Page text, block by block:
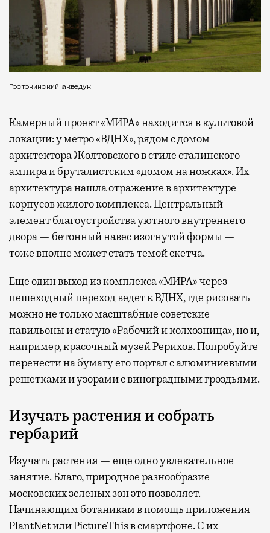
Ростокинский акведук
Камерный проект «МИРА» находится в культовой
локации: у метро «ВДНХ», рядом с домом
архитектора Жолтовского в стиле сталинского
ампира и бруталистским «домом на ножках». Их
архитектура нашла отражение в архитектуре
корпусов жилого комплекса. Центральный
элемент благоустройства уютного внутреннего
двора — бетонный навес изогнутой формы —
тоже вполне может стать темой скетча.
Еще один выход из комплекса «МИРА» через
пешеходный переход ведет к ВДНХ, где рисовать
можно не только масштабные советские
павильоны и статую «Рабочий и колхозница», но и,
например, красочный музей Рерихов. Попробуйте
перенести на бумагу его портал с алюминиевыми
решетками и узорами с виноградными гроздьями.
Изучать растения и собрать
гербарий
Изучать растения — еще одно увлекательное
занятие. Благо, природное разнообразие
московских зеленых зон это позволяет.
Начинающим ботаникам в помощь приложения
PlantNet или PictureThis в смартфоне. С их